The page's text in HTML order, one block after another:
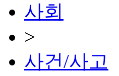
사회
>
사건/사고